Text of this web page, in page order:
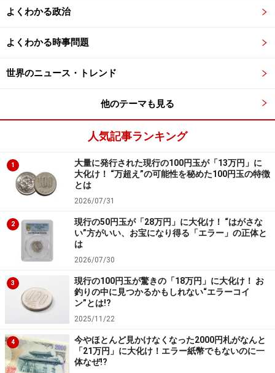
これから見る人の楽しみを奪うわけにはいかないので、
あまり詳しく書けないが、これは主人公の気持ちである
と同時に、この映画を見た人の心情そのものとも言え
る。
物語としてのリアリティ
でもなぜ、数ある映画の中でこの映画が爆発的に支持さ
れているのか。
それは物語のリアリティにあると思われる。
ただしそれは、この物語が事実かどうかという意味での
リアリティではない。
物語におけるリアリティとは、
はなく、あくまで物語の世界観の中での本当らしさであ
る。
物語の中で主人公には幾つかの出来事が起きるが、それ
がたまたま起きるのではなく、一つの出来事が次の出来
事の引き金となる形で必然的に起きていくのが物語の世
よくわかる政治
よくわかる時事問題
世界のニュース・トレンド
他のテーマも見る
人気記事ランキング
1
大量に発行された現行の100円玉が「13万円」に
大化け！ “万超え”の可能性を秘めた100円玉の特徴
とは
2026/07/31
2
現行の50円玉が「28万円」に大化け！ “はがさな
い”方がいい、お宝になり得る「エラー」の正体と
は
2026/07/30
3
現行の100円玉が驚きの「18万円」に大化け！ お
釣りの中に見つかるかもしれない“エラーコイ
ン”とは!?
2025/11/22
4
今やほとんど見かけなくなった2000円札がなんと
「21万円」に大化け！エラー紙幣でもないのに一
体なぜ!?